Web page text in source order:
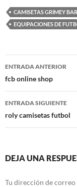
CAMISETAS GRIMEY
EQUIPACIONES DE
Navegación
de
entradas
ENTRADA ANTERIOR
fcb online shop
ENTRADA SIGUIENTE
roly camisetas futbol
DEJA UNA
Tu dirección de